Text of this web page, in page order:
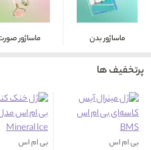
ماساژور بدن ماساژور
پرتخفیف ها
بی ام اس
بی ام اس